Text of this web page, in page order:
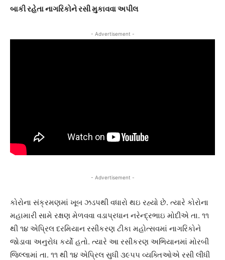
બાકી રહેતા નાગરિકોને રસી મુકાવવા અપીલ
- Advertisement -
- Advertisement -
કોરોના સંક્રમણમાં ખૂબ ઝડપથી વધારો થઇ રહ્યો છે. ત્યારે કોરોના
મહામારી સામે રક્ષણ મેળવવા વડાપ્રધાન નરેન્દ્રભાઇ મોદીએ તા. ૧૧
થી ૧૪ એપ્રિલ દરમિયાન રસીકરણ ટીકા મહોત્સવમાં નાગરિકોને
જોડાવા અનુરોધ કર્યો હતો. ત્યારે આ રસીકરણ અભિયાનમાં મોરબી
જિલ્લામાં તા. ૧૧ થી ૧૪ એપ્રિલ સુધી ૩૯૫૫ વ્યક્તિઓએ રસી લીધી